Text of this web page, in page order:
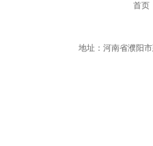
首页
地址：河南省濮阳